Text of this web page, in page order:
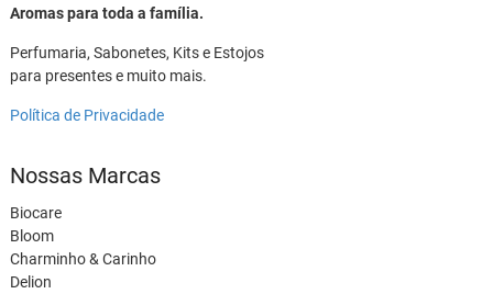
Aromas para toda a família.
Perfumaria, Sabonetes, Kits e Estojos
para presentes e muito mais.
Política de Privacidade
Nossas Marcas
Biocare
Bloom
Charminho & Carinho
Delion